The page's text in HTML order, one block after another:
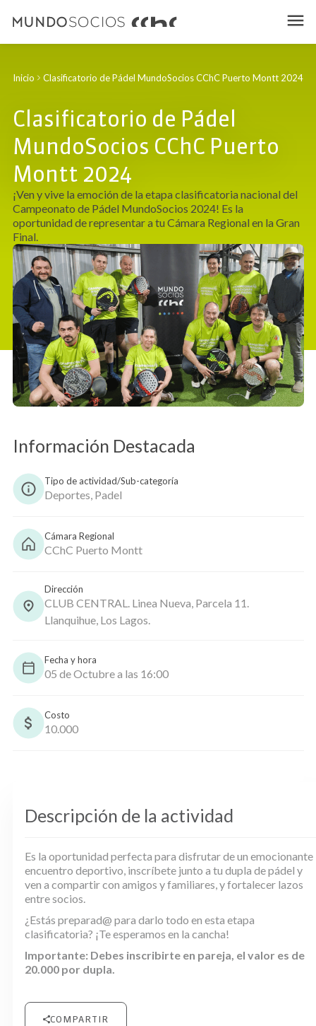
Inicio Clasificatorio de Pádel MundoSocios CChC Puerto Montt 2024
Clasificatorio de Pádel
MundoSocios CChC Puerto
Montt 2024
¡Ven y vive la emoción de la etapa clasificatoria nacional del
Campeonato de Pádel MundoSocios 2024! Es la
oportunidad de representar a tu Cámara Regional en la Gran
Final.
Información Destacada
Tipo de actividad/Sub-categoría
Deportes, Padel
Cámara Regional
CChC Puerto Montt
Dirección
CLUB CENTRAL. Linea Nueva, Parcela 11.
Llanquihue, Los Lagos.
Fecha y hora
05 de Octubre a las 16:00
Costo
10.000
Descripción de la actividad
Es la oportunidad perfecta para disfrutar de un emocionante
encuentro deportivo, inscríbete junto a tu dupla de pádel y
ven a compartir con amigos y familiares, y fortalecer lazos
entre socios.
¿Estás preparad@ para darlo todo en esta etapa
clasificatoria? ¡Te esperamos en la cancha!
Importante: Debes inscribirte en pareja, el valor es de
20.000 por dupla.
COMPARTIR
Copiar